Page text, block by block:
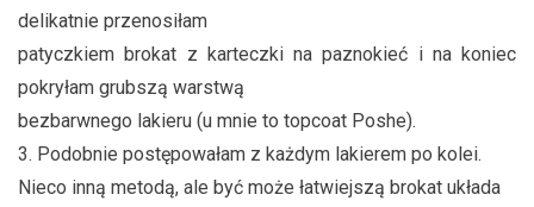
delikatnie przenosiłam
patyczkiem brokat z karteczki na paznokieć i na koniec
pokryłam grubszą warstwą
bezbarwnego lakieru (u mnie to topcoat Poshe).
3. Podobnie postępowałam z każdym lakierem po kolei.
Nieco inną metodą, ale być może łatwiejszą brokat układa